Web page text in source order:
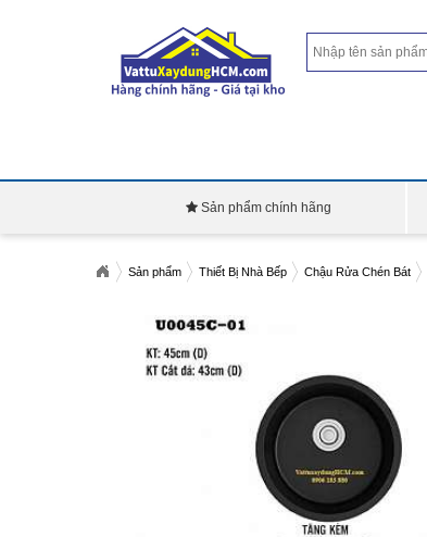
Sản phẩm chính hãng
Sản phẩm Thiết Bị Nhà Bếp Chậu Rửa Chén Bát